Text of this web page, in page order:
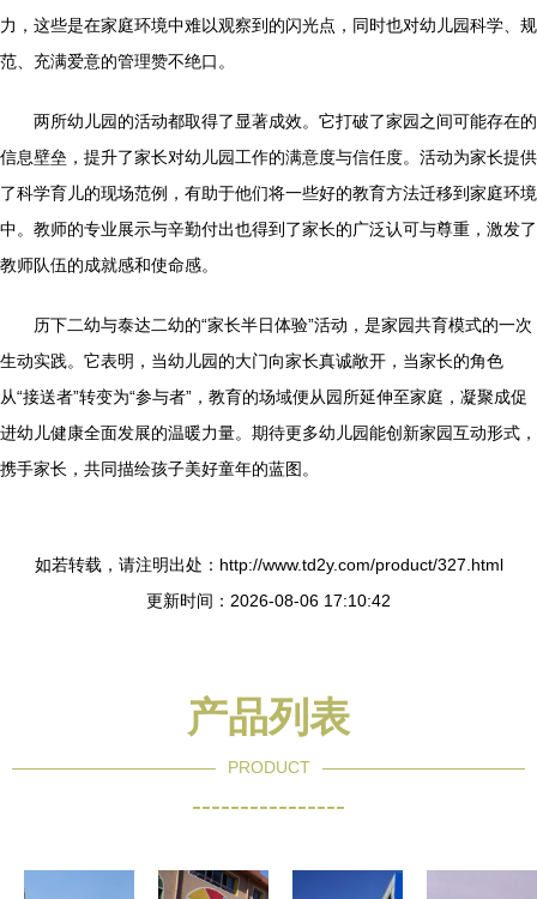
力，这些是在家庭环境中难以观察到的闪光点，同时也对幼儿园科学、规
范、充满爱意的管理赞不绝口。
两所幼儿园的活动都取得了显著成效。它打破了家园之间可能存在的
信息壁垒，提升了家长对幼儿园工作的满意度与信任度。活动为家长提供
了科学育儿的现场范例，有助于他们将一些好的教育方法迁移到家庭环境
中。教师的专业展示与辛勤付出也得到了家长的广泛认可与尊重，激发了
教师队伍的成就感和使命感。
历下二幼与泰达二幼的“家长半日体验”活动，是家园共育模式的一次
生动实践。它表明，当幼儿园的大门向家长真诚敞开，当家长的角色
从“接送者”转变为“参与者”，教育的场域便从园所延伸至家庭，凝聚成促
进幼儿健康全面发展的温暖力量。期待更多幼儿园能创新家园互动形式，
携手家长，共同描绘孩子美好童年的蓝图。
如若转载，请注明出处：http://www.td2y.com/product/327.html
更新时间：2026-08-06 17:10:42
产品列表
PRODUCT
----------------